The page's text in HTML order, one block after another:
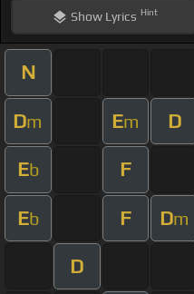
ShowLyrics Hint
N
Dm Em D
Eb F
Eb F Dm
D